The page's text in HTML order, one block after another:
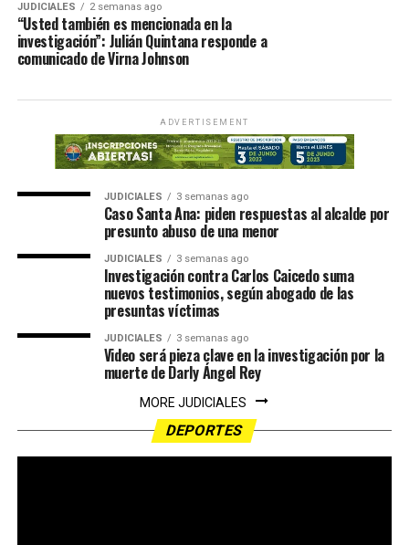
JUDICIALES 2 semanas ago
“Usted también es mencionada en la
investigación”: Julián Quintana responde a
comunicado de Virna Johnson
ADVERTISEMENT
JUDICIALES 3 semanas ago
Caso Santa Ana: piden respuestas al alcalde por
presunto abuso de una menor
JUDICIALES 3 semanas ago
Investigación contra Carlos Caicedo suma
nuevos testimonios, según abogado de las
presuntas víctimas
JUDICIALES 3 semanas ago
Video será pieza clave en la investigación por la
muerte de Darly Ángel Rey
MORE JUDICIALES
DEPORTES